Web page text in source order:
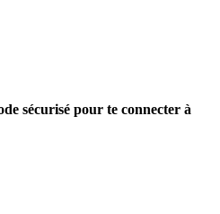
sécurisé pour te connecter à